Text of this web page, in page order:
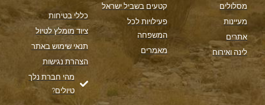
מסלולים
מעיינות
אתרים
לינה ואירוח
קטעים בשביל ישראל
פעילויות לכל
המשפחה
מאמרים
כללי בטיחות
ציוד מומלץ לטיול
תנאי שימוש באתר
הצהרת נגישות
מהי חברת נלך
טיולים?